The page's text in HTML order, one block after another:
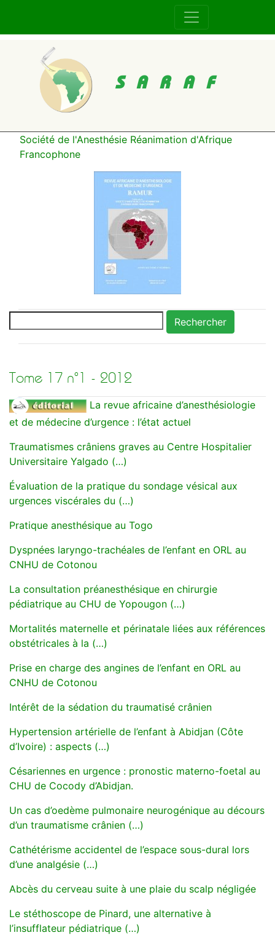
SARAF
Société de l'Anesthésie Réanimation d'Afrique
Francophone
Rechercher
Tome 17 n°1 - 2012
La revue africaine d’anesthésiologie
et de médecine d’urgence : l’état actuel
Traumatismes crâniens graves au Centre Hospitalier
Universitaire Yalgado (…)
Évaluation de la pratique du sondage vésical aux
urgences viscérales du (…)
Pratique anesthésique au Togo
Dyspnées laryngo-trachéales de l’enfant en ORL au
CNHU de Cotonou
La consultation préanesthésique en chirurgie
pédiatrique au CHU de Yopougon (…)
Mortalités maternelle et périnatale liées aux références
obstétricales à la (…)
Prise en charge des angines de l’enfant en ORL au
CNHU de Cotonou
Intérêt de la sédation du traumatisé crânien
Hypertension artérielle de l’enfant à Abidjan (Côte
d’Ivoire) : aspects (…)
Césariennes en urgence : pronostic materno-foetal au
CHU de Cocody d’Abidjan.
Un cas d’oedème pulmonaire neurogénique au décours
d’un traumatisme crânien (…)
Cathétérisme accidentel de l’espace sous-dural lors
d’une analgésie (…)
Abcès du cerveau suite à une plaie du scalp négligée
Le stéthoscope de Pinard, une alternative à
l’insufflateur pédiatrique (…)